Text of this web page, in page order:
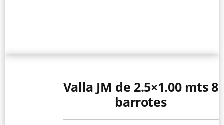
Valla JM de 2.5×1.00 mts 8
barrotes